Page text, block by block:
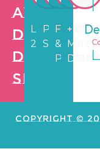
de
Dermo
Shop
LIVRAISON
24/72H
SÉCURISÉ
&
Copyright ©